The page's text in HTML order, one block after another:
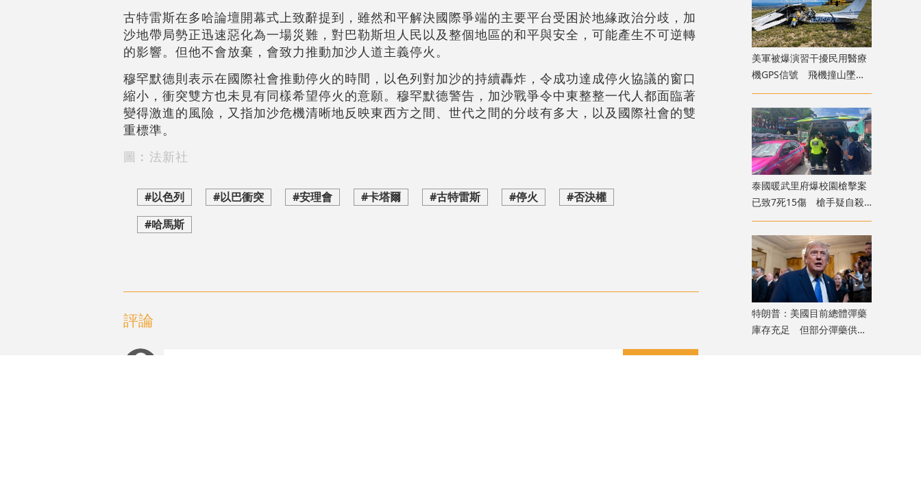
古特雷斯在多哈論壇開幕式上致辭提到，雖然和平解決國際爭端的主要平台受困於地緣政治分歧，加
沙地帶局勢正迅速惡化為一場災難，對巴勒斯坦人民以及整個地區的和平與安全，可能產生不可逆轉
的影響。但他不會放棄，會致力推動加沙人道主義停火。
穆罕默德則表示在國際社會推動停火的時間，以色列對加沙的持續轟炸，令成功達成停火協議的窗口
縮小，衝突雙方也未見有同樣希望停火的意願。穆罕默德警告，加沙戰爭令中東整整一代人都面臨著
變得激進的風險，又指加沙危機清晰地反映東西方之間、世代之間的分歧有多大，以及國際社會的雙
重標準。
圖︰法新社
#以色列 #以巴衝突 #安理會 #卡塔爾 #古特雷斯 #停火
#否決權
#哈馬斯
評論
美軍被爆演習干擾民用醫療
機GPS信號 飛機撞山墜毀
致4死
泰國暖武里府爆校園槍擊案
已致7死15傷 槍手疑自殺
身亡
特朗普：美國目前總體彈藥
庫存充足 但部分彈藥供應